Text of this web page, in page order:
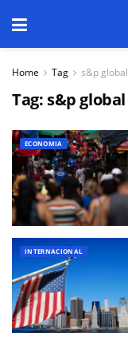
Home Tag s&p global
Tag: s&p global
ECONOMIA
INTERNACIONAL